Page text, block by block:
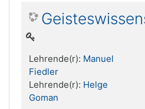
Lehrende(r): Manuel
Fiedler
Lehrende(r): Helge
Goman